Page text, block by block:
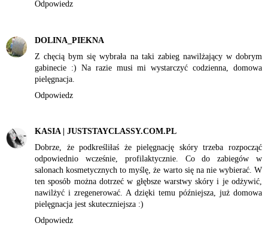
Odpowiedz
DOLINA_PIEKNA
Z chęcią bym się wybrała na taki zabieg nawilżający w dobrym
gabinecie :) Na razie musi mi wystarczyć codzienna, domowa
pielęgnacja.
Odpowiedz
KASIA | JUSTSTAYCLASSY.COM.PL
Dobrze, że podkreśliłaś że pielęgnację skóry trzeba rozpocząć
odpowiednio wcześnie, profilaktycznie. Co do zabiegów w
salonach kosmetycznych to myślę, że warto się na nie wybierać. W
ten sposób można dotrzeć w głębsze warstwy skóry i je odżywić,
nawilżyć i zregenerować. A dzięki temu późniejsza, już domowa
pielęgnacja jest skuteczniejsza :)
Odpowiedz